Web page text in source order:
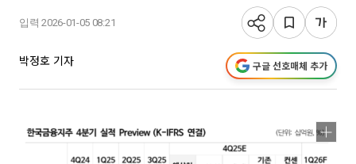
입력 2026-01-05 08:21
박정호 기자 구글 선호매체 추가